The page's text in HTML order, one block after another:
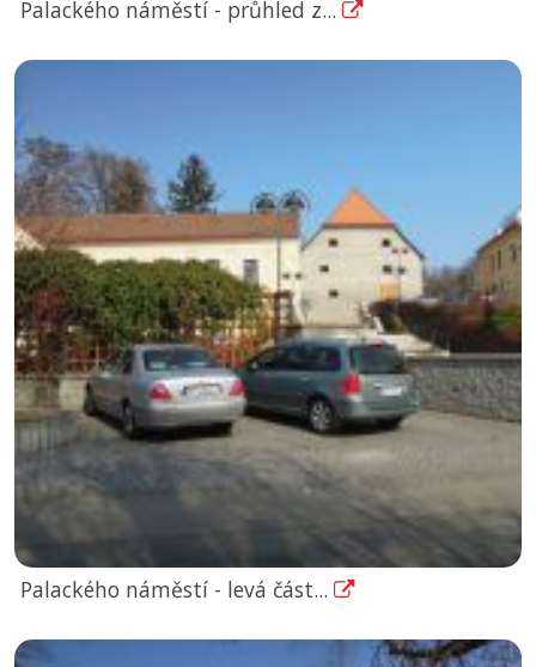
Palackého náměstí - průhled z...
Palackého náměstí - levá část...